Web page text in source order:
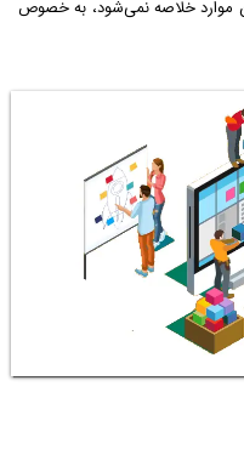
موارد خلاصه نمی‌شود، به خصوص